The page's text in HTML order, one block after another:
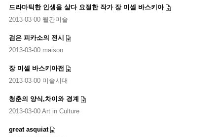
드라마틱한 인생을 살다 요절한 작가 장 미셸 바스키아
2013-03-00 월간미술
검은 피카소의 전시
2013-03-00 maison
장 미셸 바스키아전
2013-03-00 미술시대
청춘의 양식,차이와 경계
2013-03-00 Art in Culture
great asquiat